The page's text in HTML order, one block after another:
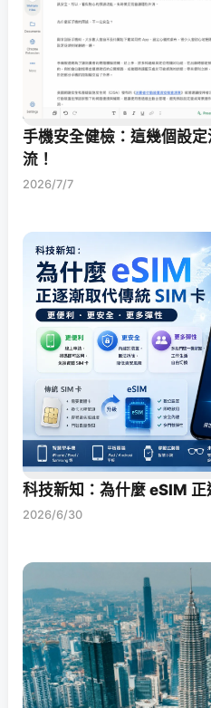
手機安全健檢：這幾個設
流！
2026/7/7
科技新知：為什麼 eSIM
2026/6/30